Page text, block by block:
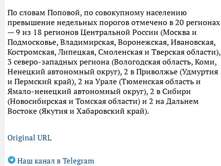
По словам Поповой, по совокупному населению
превышение недельных порогов отмечено в 20 регионах
— 9 из 18 регионов Центральной России (Москва и
Подмосковье, Владимирская, Воронежская, Ивановская,
Костромская, Липецкая, Смоленская и Тверская области),
3 северо-западных региона (Вологодская область, Коми,
Ненецкий автономный округ), 2 в Приволжье (Удмуртия
и Пермский край), 2 на Урале (Тюменская область и
Ямало-ненецкий автономный округ), 2 в Сибири
(Новосибирская и Томская области) и 2 на Дальнем
Востоке (Якутия и Хабаровский край).
Original URL
Наш канал в Telegram